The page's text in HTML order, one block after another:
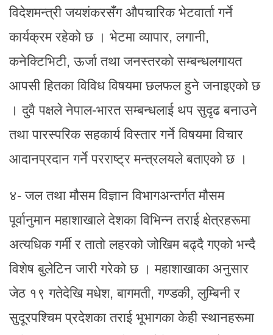
विदेशमन्त्री जयशंकरसँग औपचारिक भेटवार्ता गर्ने
कार्यक्रम रहेको छ । भेटमा व्यापार, लगानी,
कनेक्टिभिटी, ऊर्जा तथा जनस्तरको सम्बन्धलगायत
आपसी हितका विविध विषयमा छलफल हुने जनाइएको छ
। दुवै पक्षले नेपाल-भारत सम्बन्धलाई थप सुदृढ बनाउने
तथा पारस्परिक सहकार्य विस्तार गर्ने विषयमा विचार
आदानप्रदान गर्ने परराष्ट्र मन्त्रलयले बताएको छ ।
४- जल तथा मौसम विज्ञान विभागअन्तर्गत मौसम
पूर्वानुमान महाशाखाले देशका विभिन्न तराई क्षेत्रहरूमा
अत्यधिक गर्मी र तातो लहरको जोखिम बढ्दै गएको भन्दै
विशेष बुलेटिन जारी गरेको छ । महाशाखाका अनुसार
जेठ १९ गतेदेखि मधेश, बागमती, गण्डकी, लुम्बिनी र
सुदूरपश्चिम प्रदेशका तराई भूभागका केही स्थानहरूमा